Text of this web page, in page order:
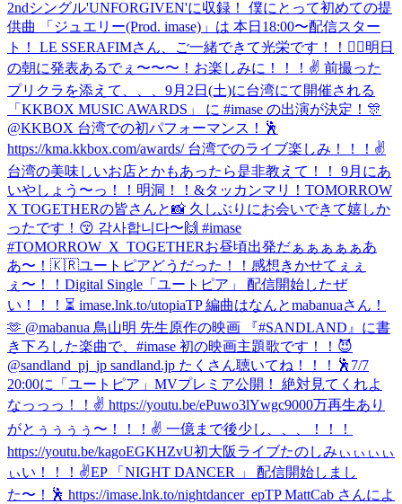
2ndシングル'UNFORGIVEN'に収録！ 僕にとって初めての提
供曲 「ジュエリー(Prod. imase)」は 本日18:00〜配信スター
ト！ LE SSERAFIMさん、ご一緒できて光栄です！！🙇‍♂️明日
の朝に発表あるでぇ〜〜〜！お楽しみに！！！✌️ 前撮った
プリクラを添えて、、、 9月2日(土)に台湾にて開催される
「KKBOX MUSIC AWARDS」 に #imase の出演が決定！🎊
@KKBOX 台湾での初パフォーマンス！🕺
https://kma.kkbox.com/awards/ 台湾でのライブ楽しみ！！！✌️
台湾の美味しいお店とかもあったら是非教えて！！ 9月にあ
いやしょう〜っ！！ 明洞！！&タッカンマリ！ TOMORROW
X TOGETHERの皆さんと📸 久しぶりにお会いできて嬉しか
ったです！😚 감사합니다〜🙌 #imase
#TOMORROW_X_TOGETHERお昼頃出発だぁぁぁぁぁあ
あ〜！🇰🇷ユートピアどうだった！！感想きかせてぇぇ
ぇ〜！！ Digital Single「ユートピア」 配信開始したぜ
い！！！⏳ imase.lnk.to/utopiaTP 編曲はなんとmabanuaさん！
🫶 @mabanua 鳥山明 先生原作の映画 『#SANDLAND』に書
き下ろした楽曲で、#imase 初の映画主題歌です！！😈
@sandland_pj_jp sandland.jp たくさん聴いてね！！！🕺 7/7
20:00に「ユートピア」MVプレミア公開！ 絶対見てくれよ
なっっっ！！✌️ https://youtu.be/ePuwo3lYwgc9000万再生あり
がとぅぅぅぅ〜！！！✌️ 一億まで後少し、、、！！！
https://youtu.be/kagoEGKHZvU初大阪ライブたのしみぃぃぃぃ
ぃい！！！✌️EP 「NIGHT DANCER 」 配信開始しまし
た〜！🕺 https://imase.lnk.to/nightdancer_epTP MattCab さんによ